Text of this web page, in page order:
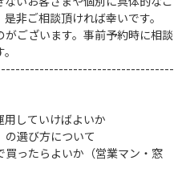
非ご相談頂ければ幸いです。
ございます。事前予約時に相談
用していけばよいか
の選び方について
買ったらよいか（営業マン・窓